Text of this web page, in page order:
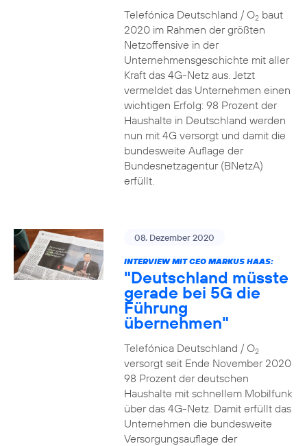
Telefónica Deutschland / O2baut
2020 im Rahmen der größten
Netzoffensive in der
Unternehmensgeschichte mit aller
Kraft das 4G-Netz aus. Jetzt
vermeldet das Unternehmen einen
wichtigen Erfolg: 98 Prozent der
Haushalte in Deutschland werden
nun mit 4G versorgt und damit die
bundesweite Auflage der
Bundesnetzagentur (BNetzA)
erfüllt.
08. Dezember 2020
INTERVIEW MIT CEO MARKUS HAAS:
"Deutschland müsste
gerade bei 5G die
Führung
übernehmen"
Telefónica Deutschland / O2
versorgt seit Ende November 2020
98 Prozent der deutschen
Haushalte mit schnellem Mobilfunk
über das 4G-Netz. Damit erfüllt das
Unternehmen die bundesweite
Versorgungsauflage der